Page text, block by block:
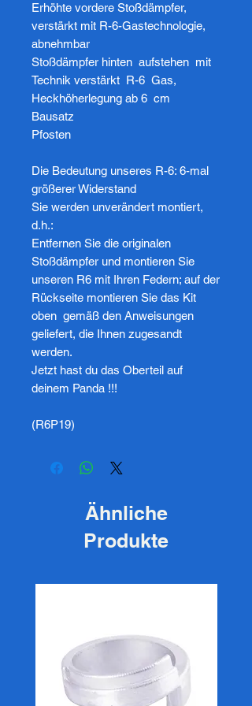
Erhöhte vordere Stoßdämpfer,
verstärkt mit R-6-Gastechnologie,
abnehmbar
Stoßdämpfer hinten aufstehen mit
Technik verstärkt R-6 Gas,
Heckhöherlegung ab 6 cm
Bausatz
Pfosten
Die Bedeutung unseres R-6: 6-mal
größerer Widerstand
Sie werden unverändert montiert,
d.h.:
Entfernen Sie die originalen
Stoßdämpfer und montieren Sie
unseren R6 mit Ihren Federn; auf der
Rückseite montieren Sie das Kit
oben gemäß den Anweisungen
geliefert, die Ihnen zugesandt
werden.
Jetzt hast du das Oberteil auf
deinem Panda !!!
(R6P19)
Ähnliche
Produkte